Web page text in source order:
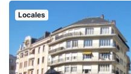
Locales